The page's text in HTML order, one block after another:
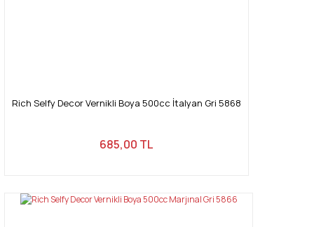
Rich Selfy Decor Vernikli Boya 500cc İtalyan Gri 5868
685,00 TL